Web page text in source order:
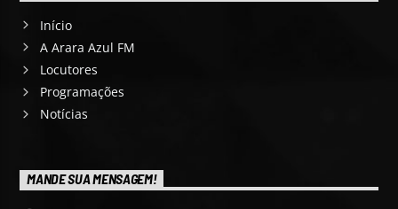
Início
A Arara Azul FM
Locutores
Programações
Notícias
MANDE SUA MENSAGEM!